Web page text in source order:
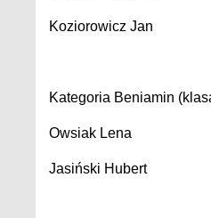
Koziorowicz Jan
Kategoria Beniamin
Owsiak Lena
Jasiński Hubert